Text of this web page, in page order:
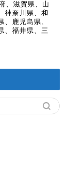
、滋賀県、山
神奈川県、和
、鹿児島県、
、福井県、三